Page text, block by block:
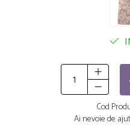
Cod
Ai nevoie de